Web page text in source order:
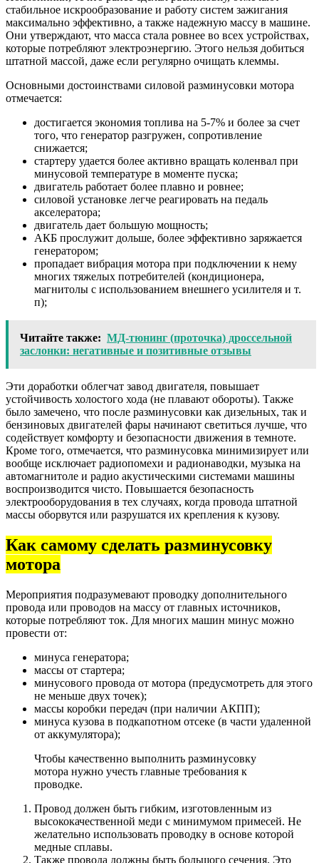
стабильное искрообразование и работу систем зажигания
максимально эффективно, а также надежную массу в машине.
Они утверждают, что масса стала ровнее во всех устройствах,
которые потребляют электроэнергию. Этого нельзя добиться
штатной массой, даже если регулярно очищать клеммы.
Основными достоинствами силовой разминусовки мотора
отмечается:
достигается экономия топлива на 5-7% и более за счет
того, что генератор разгружен, сопротивление
снижается;
стартеру удается более активно вращать коленвал при
минусовой температуре в моменте пуска;
двигатель работает более плавно и ровнее;
силовой установке легче реагировать на педаль
акселератора;
двигатель дает большую мощность;
АКБ прослужит дольше, более эффективно заряжается
генератором;
пропадает вибрация мотора при подключении к нему
многих тяжелых потребителей (кондиционера,
магнитолы с использованием внешнего усилителя и т.
п);
Читайте также: МД-тюнинг (проточка) дроссельной
заслонки: негативные и позитивные отзывы
Эти доработки облегчат завод двигателя, повышает
устойчивость холостого хода (не плавают обороты). Также
было замечено, что после разминусовки как дизельных, так и
бензиновых двигателей фары начинают светиться лучше, что
содействует комфорту и безопасности движения в темноте.
Кроме того, отмечается, что разминусовка минимизирует или
вообще исключает радиопомехи и радионаводки, музыка на
автомагнитоле и радио акустическими системами машины
воспроизводится чисто. Повышается безопасность
электрооборудования в тех случаях, когда провода штатной
массы оборвутся или разрушатся их крепления к кузову.
Как самому сделать разминусовку
мотора
Мероприятия подразумевают проводку дополнительного
провода или проводов на массу от главных источников,
которые потребляют ток. Для многих машин минус можно
провести от:
минуса генератора;
массы от стартера;
минусового провода от мотора (предусмотреть для этого
не меньше двух точек);
массы коробки передач (при наличии АКПП);
минуса кузова в подкапотном отсеке (в части удаленной
от аккумулятора);
Чтобы качественно выполнить разминусовку
мотора нужно учесть главные требования к
проводке.
Провод должен быть гибким, изготовленным из
высококачественной меди с минимумом примесей. Не
желательно использовать проводку в основе которой
медные сплавы.
Также провода должны быть большого сечения. Это